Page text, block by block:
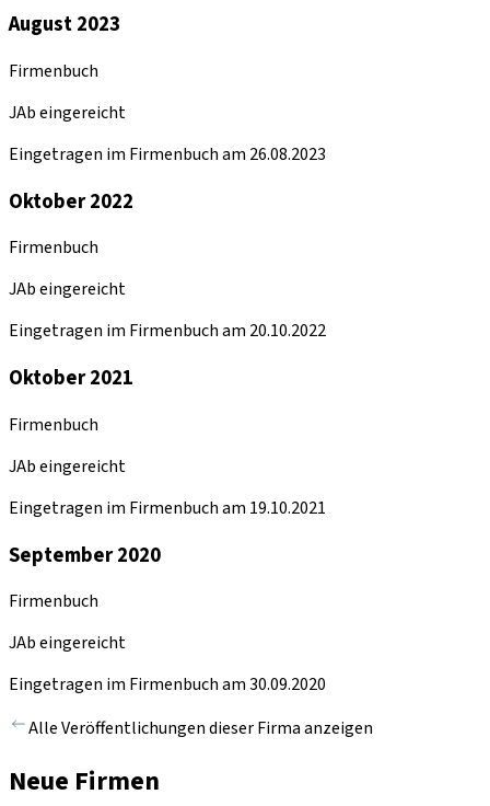
August 2023
Firmenbuch
JAb eingereicht
Eingetragen im Firmenbuch am 26.08.2023
Oktober 2022
Firmenbuch
JAb eingereicht
Eingetragen im Firmenbuch am 20.10.2022
Oktober 2021
Firmenbuch
JAb eingereicht
Eingetragen im Firmenbuch am 19.10.2021
September 2020
Firmenbuch
JAb eingereicht
Eingetragen im Firmenbuch am 30.09.2020
Alle Veröffentlichungen dieser Firma anzeigen
Neue Firmen